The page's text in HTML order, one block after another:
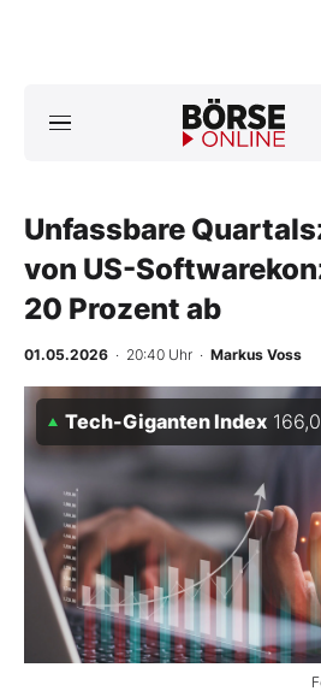
Anlageprodukte
Finanz-Check
Abo & Shop
BO-Musterdepots
Experten
Mein B:O
Mein Konto
Unfassbare
von US-
20 Prozent ab
01.05.2026 · 20:40 Uhr · Markus Voss
Tech-Giganten Index